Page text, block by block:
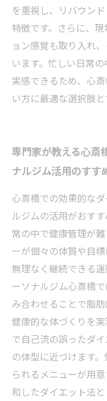
を重視し、リバウン
特徴です。さらに、
ョン感覚も取り入れ
います。忙しい日常
実感できるため、心
い方に最適な選択肢と
専門家が教える心斎
ナルジム活用のすす
心斎橋での効果的な
ルジムの活用がおす
常の中で健康管理が
ーが個々の体質や目
無理なく継続できる
ーソナルジム心斎橋
み合わせることで脂
健康的な体づくりを
で自己流の誤ったダ
の体型に近づけます
られるメニューが用
和したダイエット法